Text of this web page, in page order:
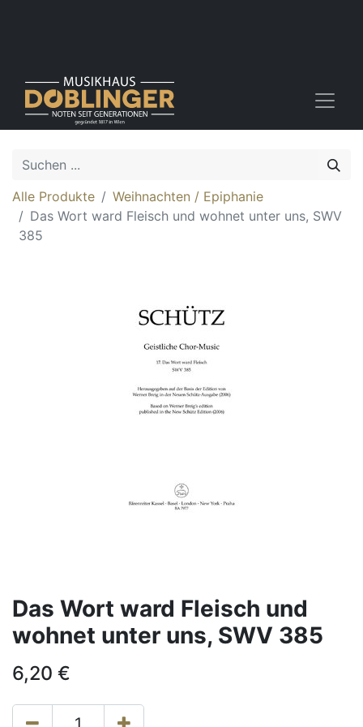
Alle Produkte
Weihnachten / Epiphanie
Das Wort ward Fleisch und wohnet unter uns, SWV
385
Das Wort ward Fleisch und
wohnet unter uns, SWV 385
6,20 €